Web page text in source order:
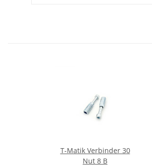
T-Matik Verbinder 30
Nut 8 B